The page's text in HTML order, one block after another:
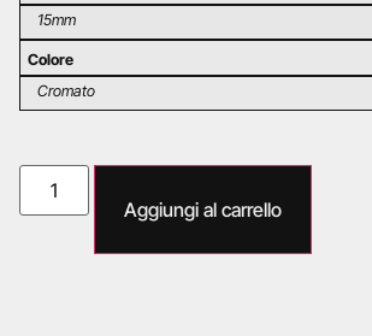
15mm
Colore
Cromato
Aggiungi al carrello